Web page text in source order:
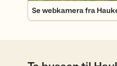
Se webkamera fra